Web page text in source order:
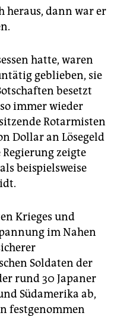
heraus, dann war er
hatte, waren
geblieben, sie
besetzt
immer wieder
Rotarmisten
Dollar an Lösegeld
zeigte
beispielsweise
Krieges und
im Nahen
Soldaten der
rund 30 Japaner
Südamerika ab,
festgenommen